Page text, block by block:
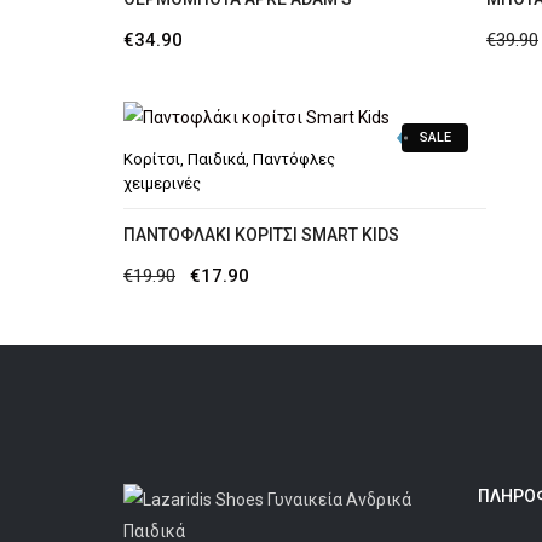
€34.90 €39.90
SALE
Κορίτσι Παιδικά Παντόφλες
χειμερινές
ΠΑΝΤΟΦΛΆΚΙ ΚΟΡΊΤΣΙ SMART KIDS
€19.90
Original
was:
€17.90
τιμή